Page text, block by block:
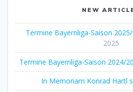
NEW
Termine Bayernliga-Saison
2025
Termine Bayernliga-Saison 2024/
In Memoriam Konrad Hartl